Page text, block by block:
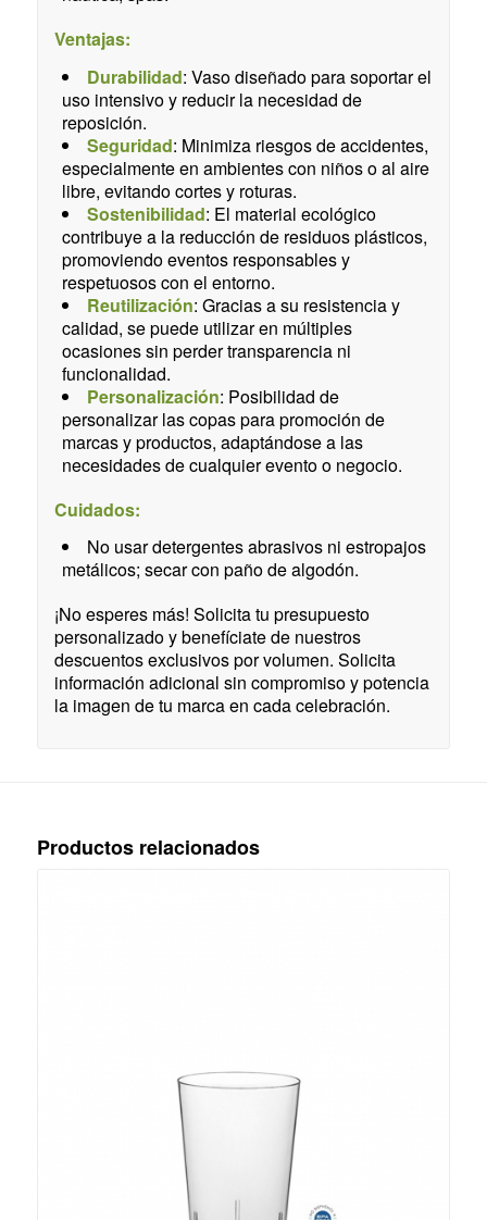
Ventajas:
Durabilidad: Vaso diseñado para soportar el
uso intensivo y reducir la necesidad de
reposición.
Seguridad: Minimiza riesgos de accidentes,
especialmente en ambientes con niños o al aire
libre, evitando cortes y roturas.
Sostenibilidad: El material ecológico
contribuye a la reducción de residuos plásticos,
promoviendo eventos responsables y
respetuosos con el entorno.
Reutilización: Gracias a su resistencia y
calidad, se puede utilizar en múltiples
ocasiones sin perder transparencia ni
funcionalidad.
Personalización: Posibilidad de
personalizar las copas para promoción de
marcas y productos, adaptándose a las
necesidades de cualquier evento o negocio.
Cuidados:
No usar detergentes abrasivos ni estropajos
metálicos; secar con paño de algodón.
¡No esperes más! Solicita tu presupuesto
personalizado y benefíciate de nuestros
descuentos exclusivos por volumen. Solicita
información adicional sin compromiso y potencia
la imagen de tu marca en cada celebración.
Productos relacionados